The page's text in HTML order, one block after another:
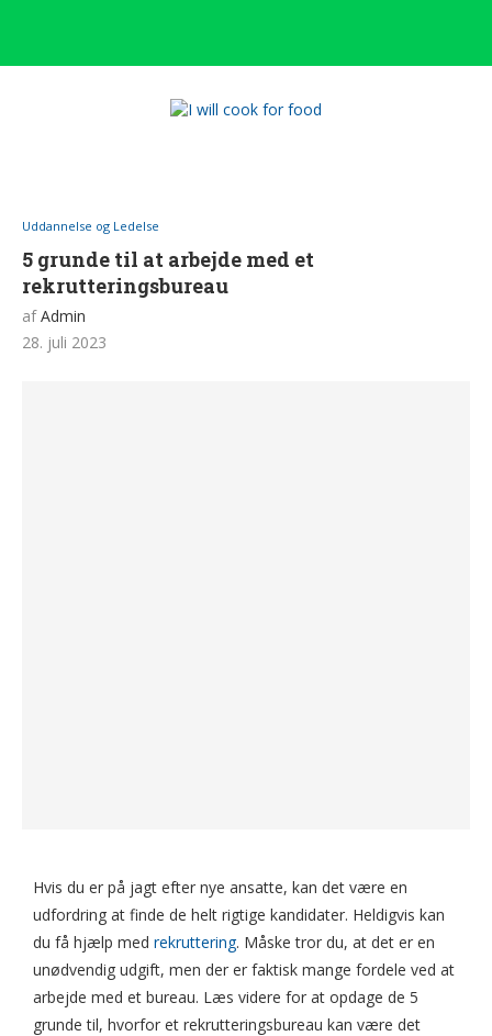
Uddannelse og Ledelse
5 grunde til at arbejde med et
rekrutteringsbureau
afAdmin
28. juli 2023
Hvis du er på jagt efter nye ansatte, kan det være en
udfordring at finde de helt rigtige kandidater. Heldigvis kan
du få hjælp med rekruttering. Måske tror du, at det er en
unødvendig udgift, men der er faktisk mange fordele ved at
arbejde med et bureau. Læs videre for at opdage de 5
grunde til, hvorfor et rekrutteringsbureau kan være det